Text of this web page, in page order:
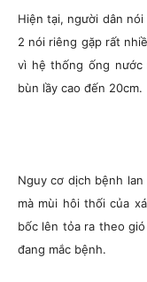
Hiện tại, người dân
2 nói riêng gặp rất
vì hệ thống ống nước
bùn lầy cao đến 20cm.
Nguy cơ dịch bệnh
mà mùi hôi thối của
bốc lên tỏa ra theo
đang mắc bệnh.